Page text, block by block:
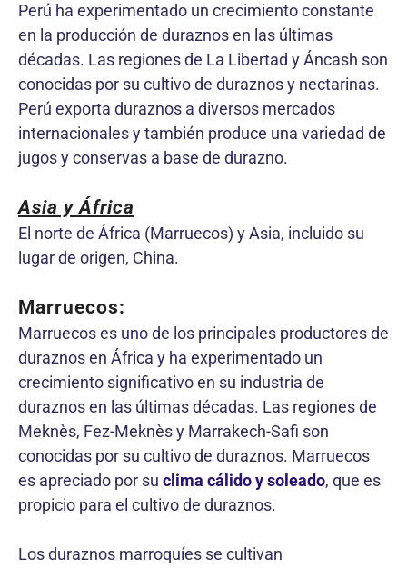
Perú ha experimentado un crecimiento constante
en la producción de duraznos en las últimas
décadas. Las regiones de La Libertad y Áncash son
conocidas por su cultivo de duraznos y nectarinas.
Perú exporta duraznos a diversos mercados
internacionales y también produce una variedad de
jugos y conservas a base de durazno.
Asia y África
El norte de África (Marruecos) y Asia, incluido su
lugar de origen, China.
Marruecos:
Marruecos es uno de los principales productores de
duraznos en África y ha experimentado un
crecimiento significativo en su industria de
duraznos en las últimas décadas. Las regiones de
Meknès, Fez-Meknès y Marrakech-Safi son
conocidas por su cultivo de duraznos. Marruecos
es apreciado por su clima cálido y soleado, que es
propicio para el cultivo de duraznos.
Los duraznos marroquíes se cultivan